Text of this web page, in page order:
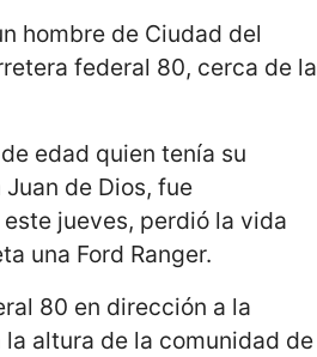
hombre de Ciudad del
federal 80, cerca de la
edad quien tenía su
de Dios, fue
jueves, perdió la vida
una Ford Ranger.
80 en dirección a la
altura de la comunidad de